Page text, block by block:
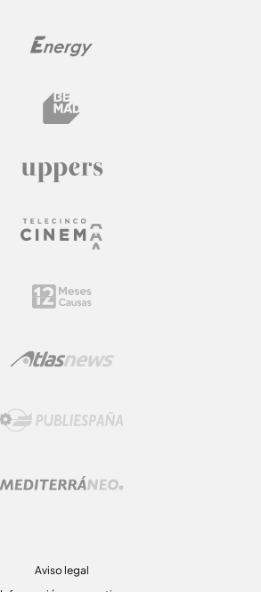
Aviso legal